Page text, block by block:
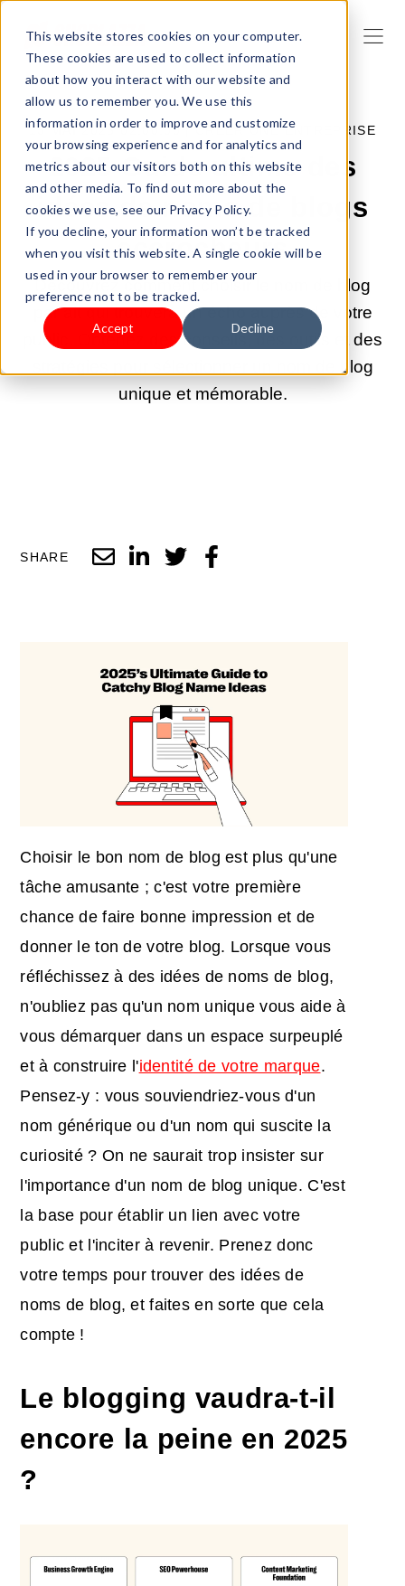
This website stores cookies on your computer.
These cookies are used to collect information
about how you interact with our website and
allow us to remember you. We use this
information in order to improve and customize
your browsing experience and for analytics and
metrics about our visitors both on this website
and other media. To find out more about the
cookies we use, see our Privacy Policy.
If you decline, your information won’t be tracked
when you visit this website. A single cookie will be
used in your browser to remember your
preference not to be tracked.
Accept Decline
13 MAI 2025 02:00:00 |CRÉER UNE ENTREPRISE
2025 Guide ultime des
idées de noms de blogs
accrocheurs
Découvrez comment choisir le nom de blog
parfait qui trouvera un écho auprès de votre
public. Obtenez des conseils, des outils et des
stratégies pour sélectionner un nom de blog
unique et mémorable.
SHARE
Choisir le bon nom de blog est plus qu'une
tâche amusante ; c'est votre première
chance de faire bonne impression et de
donner le ton de votre blog. Lorsque vous
réfléchissez à des idées de noms de blog,
n'oubliez pas qu'un nom unique vous aide à
vous démarquer dans un espace surpeuplé
et à construire l'identité de votre marque.
Pensez-y : vous souviendriez-vous d'un
nom générique ou d'un nom qui suscite la
curiosité ? On ne saurait trop insister sur
l'importance d'un nom de blog unique. C'est
la base pour établir un lien avec votre
public et l'inciter à revenir. Prenez donc
votre temps pour trouver des idées de
noms de blog, et faites en sorte que cela
compte !
Le blogging vaudra-t-il
encore la peine en 2025
?